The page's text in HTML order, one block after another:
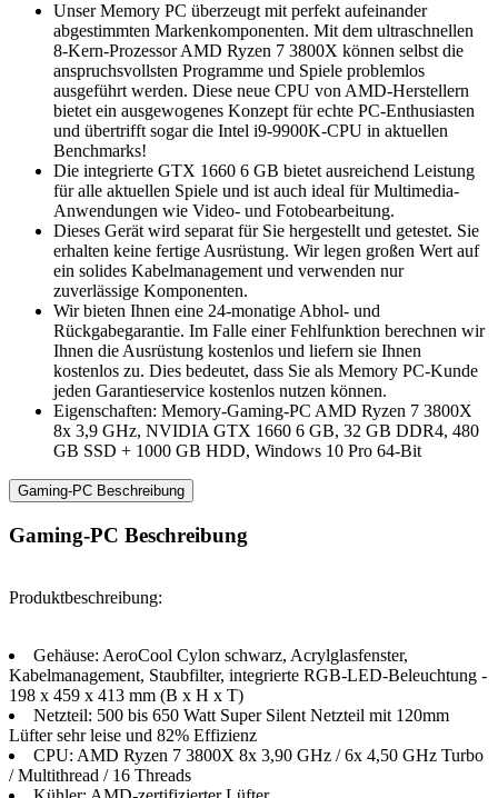
Unser Memory PC überzeugt mit perfekt aufeinander
abgestimmten Markenkomponenten. Mit dem ultraschnellen
8-Kern-Prozessor AMD Ryzen 7 3800X können selbst die
anspruchsvollsten Programme und Spiele problemlos
ausgeführt werden. Diese neue CPU von AMD-Herstellern
bietet ein ausgewogenes Konzept für echte PC-Enthusiasten
und übertrifft sogar die Intel i9-9900K-CPU in aktuellen
Benchmarks!
Die integrierte GTX 1660 6 GB bietet ausreichend Leistung
für alle aktuellen Spiele und ist auch ideal für Multimedia-
Anwendungen wie Video- und Fotobearbeitung.
Dieses Gerät wird separat für Sie hergestellt und getestet. Sie
erhalten keine fertige Ausrüstung. Wir legen großen Wert auf
ein solides Kabelmanagement und verwenden nur
zuverlässige Komponenten.
Wir bieten Ihnen eine 24-monatige Abhol- und
Rückgabegarantie. Im Falle einer Fehlfunktion berechnen wir
Ihnen die Ausrüstung kostenlos und liefern sie Ihnen
kostenlos zu. Dies bedeutet, dass Sie als Memory PC-Kunde
jeden Garantieservice kostenlos nutzen können.
Eigenschaften: Memory-Gaming-PC AMD Ryzen 7 3800X
8x 3,9 GHz, NVIDIA GTX 1660 6 GB, 32 GB DDR4, 480
GB SSD + 1000 GB HDD, Windows 10 Pro 64-Bit
Gaming-PC Beschreibung
Gaming-PC Beschreibung
Produktbeschreibung:
Gehäuse: AeroCool Cylon schwarz, Acrylglasfenster,
Kabelmanagement, Staubfilter, integrierte RGB-LED-Beleuchtung -
198 x 459 x 413 mm (B x H x T)
Netzteil: 500 bis 650 Watt Super Silent Netzteil mit 120mm
Lüfter sehr leise und 82% Effizienz
CPU: AMD Ryzen 7 3800X 8x 3,90 GHz / 6x 4,50 GHz Turbo
/ Multithread / 16 Threads